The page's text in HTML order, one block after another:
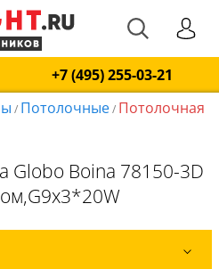
+7 (495) 255-03-21
/ Потолочные/ Потолочная
Globo Boina 78150-3D